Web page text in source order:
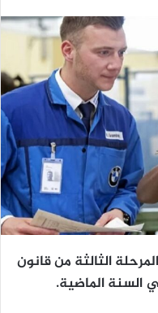
الثالثة من قانون
السنة الماضية.